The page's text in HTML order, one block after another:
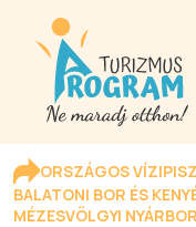
ORSZÁGOS
BALATONI BOR ÉS
MÉZESVÖLGYI NYÁR